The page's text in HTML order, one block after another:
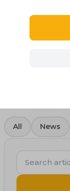
Practical
campaigns
All News
Search
articles...